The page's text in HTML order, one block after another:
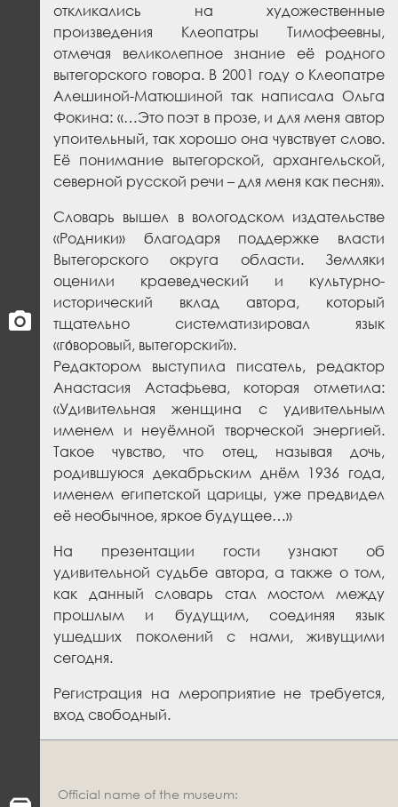
откликались на художественные
произведения Клеопатры Тимофеевны,
отмечая великолепное знание её родного
вытегорского говора. В 2001 году о Клеопатре
Алешиной-Матюшиной так написала Ольга
Фокина: «…Это поэт в прозе, и для меня автор
упоительный, так хорошо она чувствует слово.
Её понимание вытегорской, архангельской,
северной русской речи – для меня как песня».
Словарь вышел в вологодском издательстве
«Родники» благодаря поддержке власти
Вытегорского округа области. Земляки
оценили краеведческий и культурно-
исторический вклад автора, который
тщательно систематизировал язык
«го́воровый, вытегорский».
Редактором выступила писатель, редактор
Анастасия Астафьева, которая отметила:
«Удивительная женщина с удивительным
именем и неуёмной творческой энергией.
Такое чувство, что отец, называя дочь,
родившуюся декабрьским днём 1936 года,
именем египетской царицы, уже предвидел
её необычное, яркое будущее…»
На презентации гости узнают об
удивительной судьбе автора, а также о том,
как данный словарь стал мостом между
прошлым и будущим, соединяя язык
ушедших поколений с нами, живущими
сегодня.
Регистрация на мероприятие не требуется,
вход свободный.
Official name of the museum: